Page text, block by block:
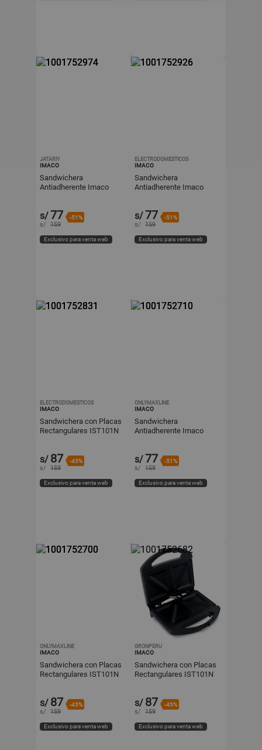
JATARIY
IMACO
Sandwichera
Antiadherente Imaco
s/77 -51%
s/ 159
Exclusivo para venta web
ELECTRODOMESTICOS
IMACO
Sandwichera
Antiadherente Imaco
s/77 -51%
s/ 159
Exclusivo para venta web
ELECTRODOMESTICOS
IMACO
Sandwichera con Placas
Rectangulares IST101N
s/ 87 -45%
s/ 159
Exclusivo para venta web
ONLYMAXLINE
IMACO
Sandwichera
Antiadherente Imaco
s/77 -51%
s/ 159
Exclusivo para venta web
ONLYMAXLINE
IMACO
Sandwichera con Placas
Rectangulares IST101N
s/ 87 -45%
s/ 159
Exclusivo para venta web
GRONPERU
IMACO
Sandwichera con Placas
Rectangulares IST101N
s/ 87 -45%
s/ 159
Exclusivo para venta web